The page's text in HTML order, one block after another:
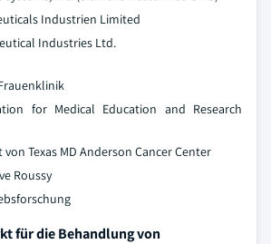
Industrien Limited
Industries Ltd.
for Medical Education and Research
von Texas MD Anderson Cancer Center
Roussy
für die Behandlung von